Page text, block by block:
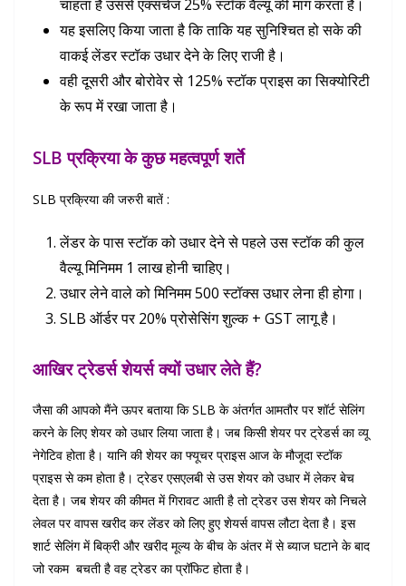
चाहता है उससे एक्सचेंज 25% स्टॉक वैल्यू की मांग करता है।
यह इसलिए किया जाता है कि ताकि यह सुनिश्चित हो सके की
वाकई लेंडर स्टॉक उधार देने के लिए राजी है।
वही दूसरी और बोरोवेर से 125% स्टॉक प्राइस का सिक्योरिटी
के रूप में रखा जाता है।
SLB प्रक्रिया के कुछ महत्वपूर्ण शर्ते
SLB प्रक्रिया की जरुरी बातें :
लेंडर के पास स्टॉक को उधार देने से पहले उस स्टॉक की कुल
वैल्यू मिनिमम 1 लाख होनी चाहिए।
उधार लेने वाले को मिनिमम 500 स्टॉक्स उधार लेना ही होगा।
SLB ऑर्डर पर 20% प्रोसेसिंग शुल्क + GST लागू है।
आखिर ट्रेडर्स शेयर्सक्योंउधार लेते हैं?
जैसा की आपको मैंने ऊपर बताया कि SLB के अंतर्गत आमतौर पर शॉर्ट सेलिंग
करने के लिए शेयर को उधार लिया जाता है। जब किसी शेयर पर ट्रेडर्स का व्यू
नेगेटिव होता है। यानि की शेयर का फ्यूचर प्राइस आज के मौजूदा स्टॉक
प्राइस से कम होता है। ट्रेडर एसएलबी से उस शेयर को उधार में लेकर बेच
देता है। जब शेयर की कीमत में गिरावट आती है तो ट्रेडर उस शेयर को निचले
लेवल पर वापस खरीद कर लेंडर को लिए हुए शेयर्स वापस लौटा देता है। इस
शार्ट सेलिंग में बिक्री और खरीद मूल्य के बीच के अंतर में से ब्याज घटाने के बाद
जो रकम बचती है वह ट्रेडर का प्रॉफिट होता है।